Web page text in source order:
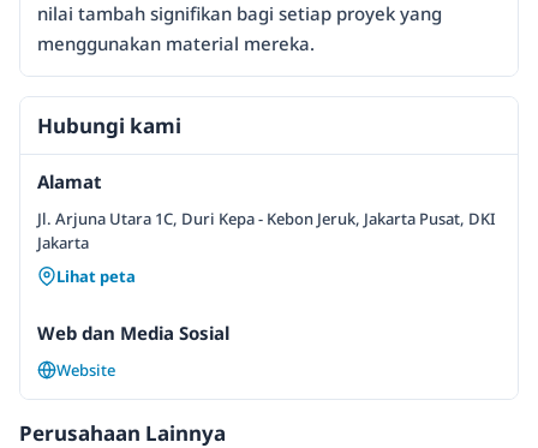
nilai tambah signifikan bagi setiap proyek yang
menggunakan material mereka.
Hubungi kami
Alamat
Jl. Arjuna Utara 1C, Duri Kepa - Kebon Jeruk, Jakarta Pusat, DKI
Jakarta
Lihat peta
Web dan Media Sosial
Website
Perusahaan Lainnya